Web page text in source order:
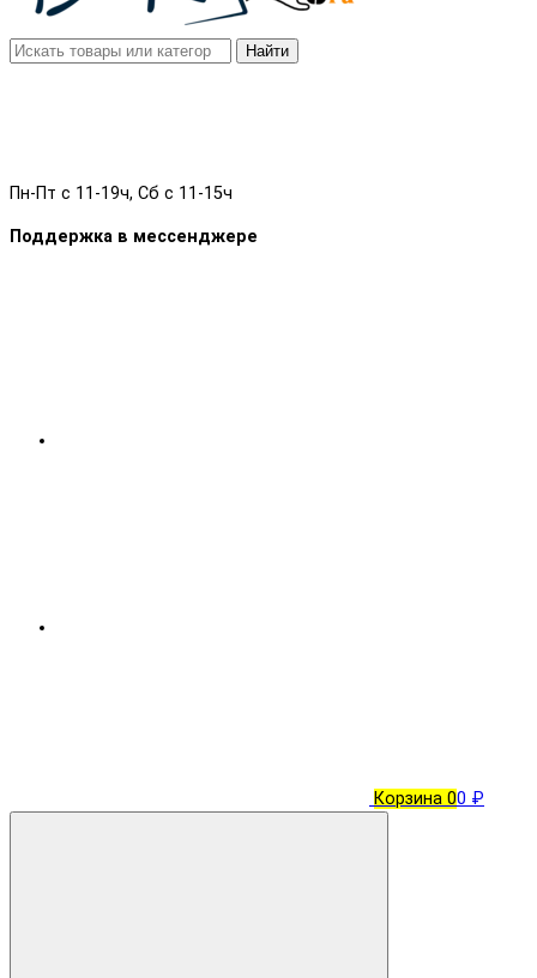
Пн-Пт с 11-19ч, Сб с 11-15ч
Поддержка в мессенджере
Найти
Корзина 00 ₽